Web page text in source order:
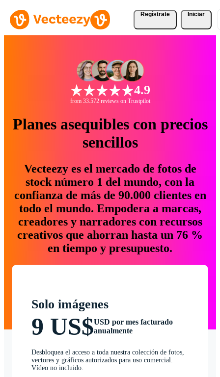
Regístrate Iniciar
4.9
from 33.572 reviews on Trustpilot
Planes asequibles con precios
sencillos
Vecteezy es el mercado de fotos de
stock número 1 del mundo, con la
confianza de más de 90.000 clientes en
todo el mundo. Empodera a marcas,
creadores y narradores con recursos
creativos que ahorran hasta un 76 %
en tiempo y presupuesto.
Solo imágenes
9 US$USD por mes facturado
anualmente
Desbloquea el acceso a toda nuestra colección de fotos,
vectores y gráficos autorizados para uso comercial.
Vídeo no incluido.